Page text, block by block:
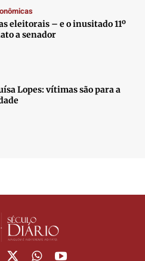
eleitorais – e o inusitado 11º
a senador
Lopes: vítimas são para a